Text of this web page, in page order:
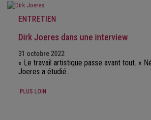
ENTRETIEN
Dirk Joeres dans une interview
31 octobre 2022
« Le travail artistique passe avant tout. »
Joeres a étudié…
PLUS LOIN